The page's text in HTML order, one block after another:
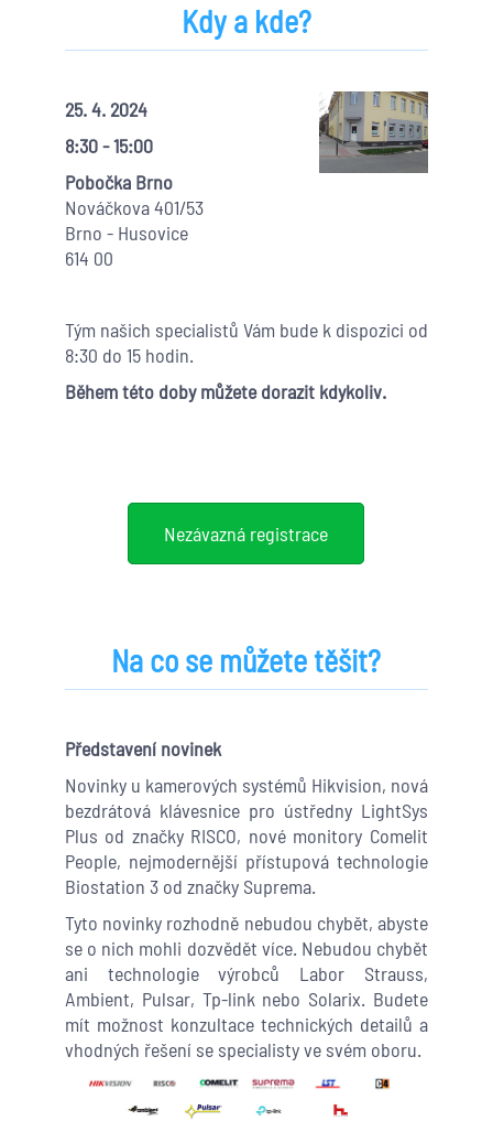
Kdy a kde?
25. 4. 2024
8:30 - 15:00
Pobočka Brno
Nováčkova 401/53
Brno - Husovice
614 00
Tým našich specialistů Vám bude k dispozici od
8:30 do 15 hodin.
Během této doby můžete dorazit kdykoliv.
Nezávazná registrace
Na co se můžete těšit?
Představení novinek
Novinky u kamerových systémů Hikvision, nová
bezdrátová klávesnice pro ústředny LightSys
Plus od značky RISCO, nové monitory Comelit
People, nejmodernější přístupová technologie
Biostation 3 od značky Suprema.
Tyto novinky rozhodně nebudou chybět, abyste
se o nich mohli dozvědět více. Nebudou chybět
ani technologie výrobců Labor Strauss,
Ambient, Pulsar, Tp-link nebo Solarix. Budete
mít možnost konzultace technických detailů a
vhodných řešení se specialisty ve svém oboru.